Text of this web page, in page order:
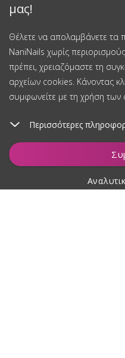
μας!
Θέλετε να απολαμβάνετε τα
NaniNails χωρίς
πρέπει, χρειαζόμαστε τη
αρχείων cookies. Κάνοντας
συμφωνείτε με τη χρήση των
Περισσότερες
Προσθήκη